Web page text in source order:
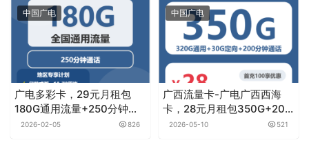
中国广电
广电多彩卡，29元月租包
180G通用流量+250分钟通
话2026-02-05 826
中国广电
广西流量卡-广电广西西海
卡，28元月租包350G+200
分钟
2026-05-10 521